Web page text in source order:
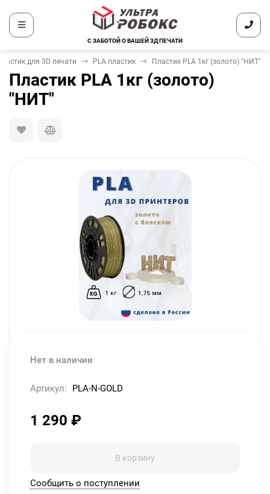
С ЗАБОТОЙ О ВАШЕЙ 3Д ПЕЧАТИ
для 3D печати PLA пластик Пластик PLA 1кг (золото) "НИТ"
Пластик PLA 1кг (золото)
"НИТ"
Нет в наличии
Артикул: PLA-N-GOLD
1 290 ₽
В корзину
Сообщить о поступлении